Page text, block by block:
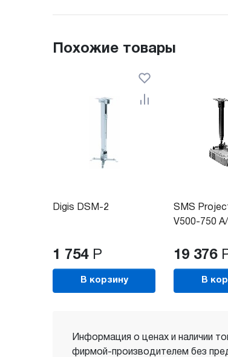
Похожие товары
Digis DSM-2
1 754 Р
В корзину
SMS
V500-750
19 376
В
Информация о ценах и наличии
фирмой-производителем без